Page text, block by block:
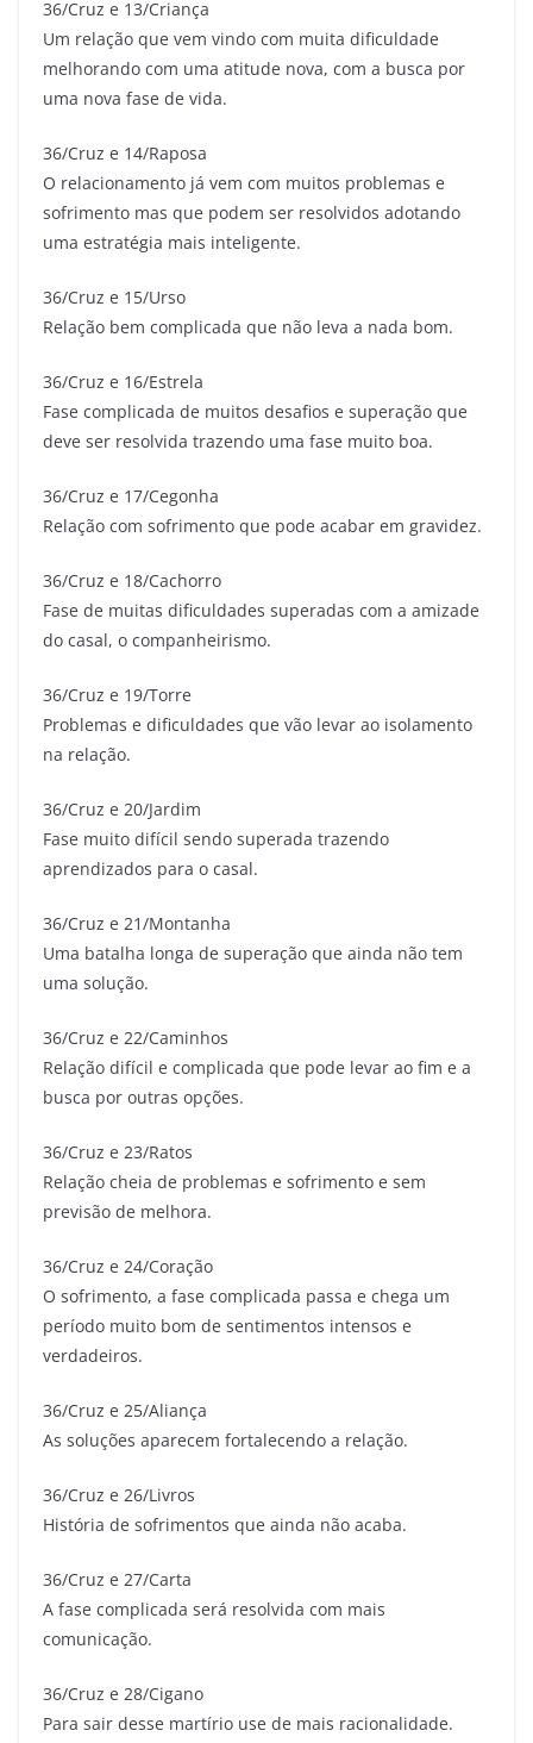
36/Cruz e 13/Criança
Um relação que vem vindo com muita dificuldade
melhorando com uma atitude nova, com a busca por
uma nova fase de vida.
36/Cruz e 14/Raposa
O relacionamento já vem com muitos problemas e
sofrimento mas que podem ser resolvidos adotando
uma estratégia mais inteligente.
36/Cruz e 15/Urso
Relação bem complicada que não leva a nada bom.
36/Cruz e 16/Estrela
Fase complicada de muitos desafios e superação que
deve ser resolvida trazendo uma fase muito boa.
36/Cruz e 17/Cegonha
Relação com sofrimento que pode acabar em gravidez.
36/Cruz e 18/Cachorro
Fase de muitas dificuldades superadas com a amizade
do casal, o companheirismo.
36/Cruz e 19/Torre
Problemas e dificuldades que vão levar ao isolamento
na relação.
36/Cruz e 20/Jardim
Fase muito difícil sendo superada trazendo
aprendizados para o casal.
36/Cruz e 21/Montanha
Uma batalha longa de superação que ainda não tem
uma solução.
36/Cruz e 22/Caminhos
Relação difícil e complicada que pode levar ao fim e a
busca por outras opções.
36/Cruz e 23/Ratos
Relação cheia de problemas e sofrimento e sem
previsão de melhora.
36/Cruz e 24/Coração
O sofrimento, a fase complicada passa e chega um
período muito bom de sentimentos intensos e
verdadeiros.
36/Cruz e 25/Aliança
As soluções aparecem fortalecendo a relação.
36/Cruz e 26/Livros
História de sofrimentos que ainda não acaba.
36/Cruz e 27/Carta
A fase complicada será resolvida com mais
comunicação.
36/Cruz e 28/Cigano
Para sair desse martírio use de mais racionalidade.